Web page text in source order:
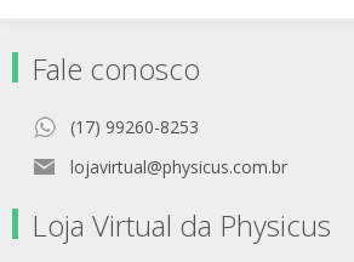
Fale conosco
(17) 99260-8253
lojavirtual@physicus.com.br
Loja Virtual da Physicus